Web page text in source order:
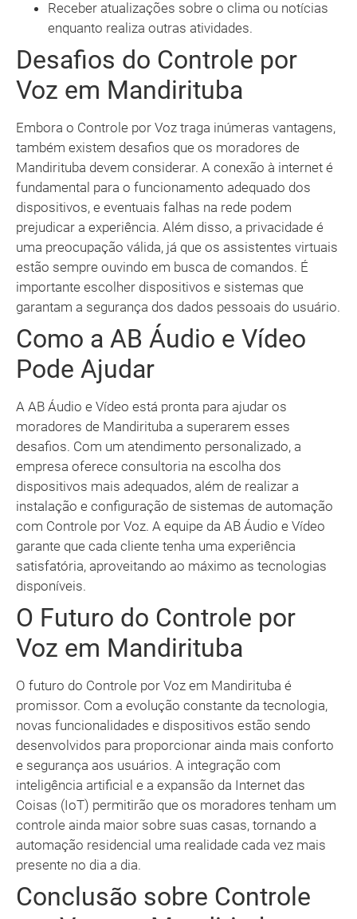
Receber atualizações sobre o clima ou notícias
enquanto realiza outras atividades.
Desafios do Controle por
Voz em Mandirituba
Embora o Controle por Voz traga inúmeras vantagens,
também existem desafios que os moradores de
Mandirituba devem considerar. A conexão à internet é
fundamental para o funcionamento adequado dos
dispositivos, e eventuais falhas na rede podem
prejudicar a experiência. Além disso, a privacidade é
uma preocupação válida, já que os assistentes virtuais
estão sempre ouvindo em busca de comandos. É
importante escolher dispositivos e sistemas que
garantam a segurança dos dados pessoais do usuário.
Como a AB Áudio e Vídeo
Pode Ajudar
A AB Áudio e Vídeo está pronta para ajudar os
moradores de Mandirituba a superarem esses
desafios. Com um atendimento personalizado, a
empresa oferece consultoria na escolha dos
dispositivos mais adequados, além de realizar a
instalação e configuração de sistemas de automação
com Controle por Voz. A equipe da AB Áudio e Vídeo
garante que cada cliente tenha uma experiência
satisfatória, aproveitando ao máximo as tecnologias
disponíveis.
O Futuro do Controle por
Voz em Mandirituba
O futuro do Controle por Voz em Mandirituba é
promissor. Com a evolução constante da tecnologia,
novas funcionalidades e dispositivos estão sendo
desenvolvidos para proporcionar ainda mais conforto
e segurança aos usuários. A integração com
inteligência artificial e a expansão da Internet das
Coisas (IoT) permitirão que os moradores tenham um
controle ainda maior sobre suas casas, tornando a
automação residencial uma realidade cada vez mais
presente no dia a dia.
Conclusão sobre Controle